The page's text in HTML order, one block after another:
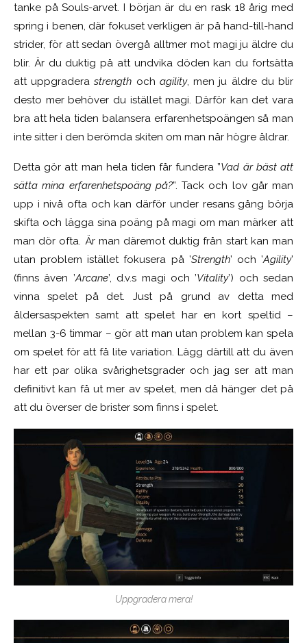
tanke på Souls-arvet. I början är du en rask 18 årig med
spring i benen, där fokuset verkligen är på hand-till-hand
strider, för att sedan övergå alltmer mot magi ju äldre du
blir. Är du duktig på att undvika döden kan du fortsätta
att uppgraderastrength och agility, men ju äldre du blir
desto mer behöver du istället magi. Därför kan det vara
bra att hela tiden balansera erfarenhetspoängen så man
inte sitter i den berömda skiten om man når högre åldrar.
Detta gör att man hela tiden får fundera ”Vad är bäst att
sätta mina erfarenhetspoäng på?”. Tack och lov går man
upp i nivå ofta och kan därför under resans gång börja
skifta och lägga sina poäng på magi om man märker att
man dör ofta. Är man däremot duktig från start kan man
utan problem istället fokusera på ’Strength’ och ’Agility’
(finns även ’Arcane’, d.v.s magi och ’Vitality’) och sedan
vinna spelet på det. Just på grund av detta med
åldersaspekten samt att spelet har en kort speltid –
mellan 3-6 timmar – gör att man utan problem kan spela
om spelet för att få lite variation. Lägg därtill att du även
har ett par olika svårighetsgrader och jag ser att man
definitivt kan få ut mer av spelet, men då hänger det på
att du överser de brister som finns i spelet.
Uppgradera mera!